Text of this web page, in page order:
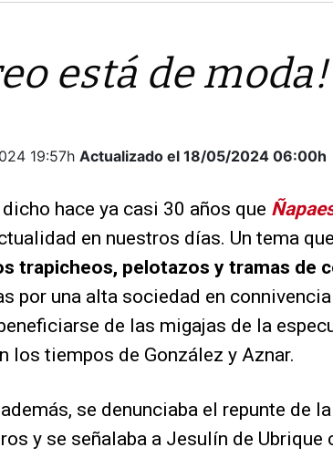
está de moda!
19:57h Actualizado el 18/05/2024 06:00h
hace ya casi 30 años que
en nuestros días. Un tema
trapicheos, pelotazos y tramas de
por una alta sociedad en
de las migajas de la
los tiempos de González y Aznar.
se denunciaba el repunte de
y se señalaba a Jesulín de Ubrique